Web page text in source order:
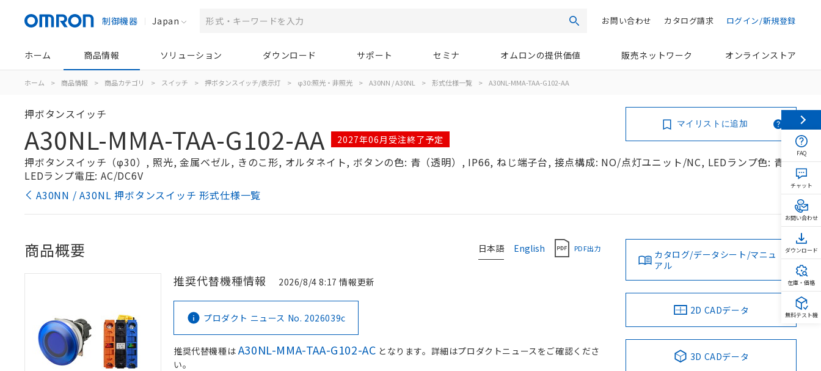
制御機器 Japan 検索 ログイン/新規登録
カタログ請求
お問い合わせ
ホーム 商品情報 ソリューション ダウンロード サポート セミナ オムロンの提供価値 販売ネットワーク オンラインストア
ホーム > 商品情報 > 商品カテゴリ > スイッチ > 押ボタンスイッチ/表示灯 > φ30:照光・非照光 > A30NN / A30NL > 形式仕様一覧 > A30NL-MMA-TAA-G102-AA
押ボタンスイッチ
A30NL-MMA-TAA-G102-AA 2027年06月受注終了予定
押ボタンスイッチ（φ30）, 照光, 金属ベゼル, きのこ形, オルタネイト, ボタンの色: 青（透明）, IP66, ねじ端子台, 接点構成: NO/点灯ユニット/NC, LEDランプ色: 青,
LEDランプ電圧: AC/DC6V
A30NN / A30NL 押ボタンスイッチ 形式仕様一覧
マイリストに追加
日本語 English PDF出力
商品概要
推奨代替機種情報 2026/8/4 8:17 情報更新
プロダクト ニュース No. 2026039c
推奨代替機種はA30NL-MMA-TAA-G102-AC となります。詳細はプロダクトニュースをご確認くださ
い。
カタログ/データシート/マニュ
アル
2D CADデータ
3D CADデータ
FAQ
チャット
お問い合わせ
ダウンロード
在庫・価格
無料テスト機